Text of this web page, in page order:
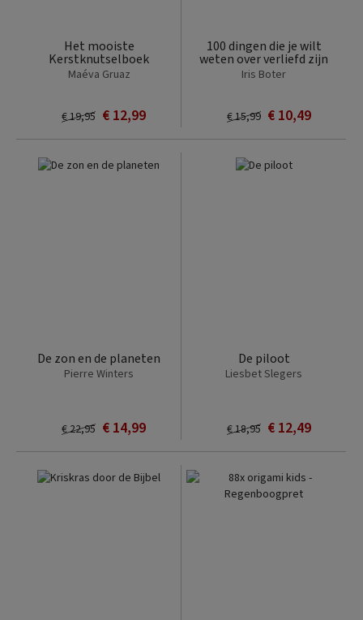
Het mooiste
Kerstknutselboek
Maéva Gruaz
€ 12,99
€ 19,95
100 dingen die je wilt
weten over verliefd zijn
Iris Boter
€ 10,49
€ 15,99
De zon en de planeten
Pierre Winters
€ 14,99
€ 22,95
De piloot
Liesbet Slegers
€ 12,49
€ 18,95